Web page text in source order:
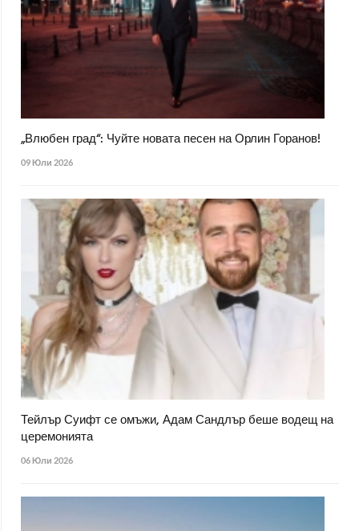
„Влюбен град“: Чуйте новата песен на Орлин Горанов!
09 Юли 2026
Тейлър Суифт се омъжи, Адам Сандлър беше водещ на
церемонията
06 Юли 2026